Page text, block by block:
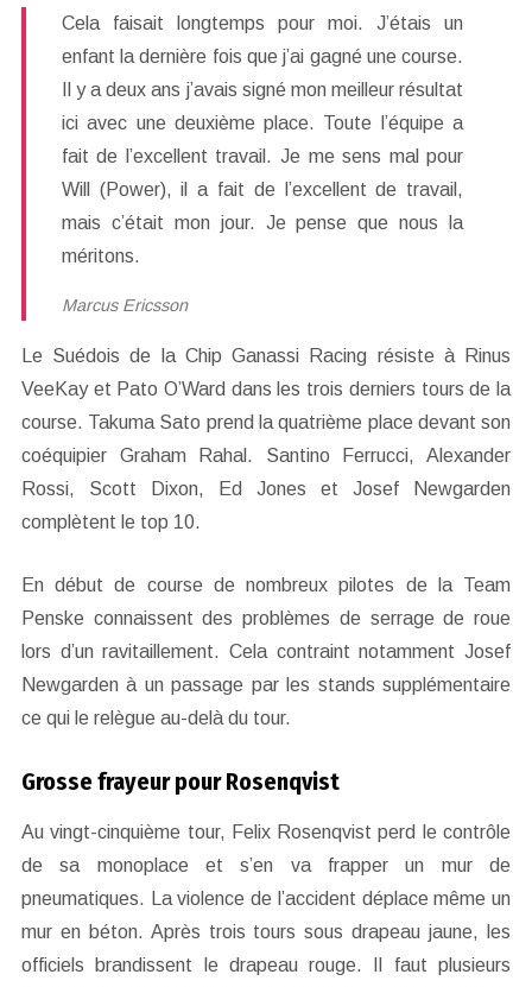
Cela faisait longtemps pour moi. J’étais un
enfant la dernière fois que j’ai gagné une course.
Il y a deux ans j’avais signé mon meilleur résultat
ici avec une deuxième place. Toute l’équipe a
fait de l’excellent travail. Je me sens mal pour
Will (Power), il a fait de l’excellent de travail,
mais c’était mon jour. Je pense que nous la
méritons.
Marcus Ericsson
Le Suédois de la Chip Ganassi Racing résiste à Rinus
VeeKay et Pato O’Ward dans les trois derniers tours de la
course. Takuma Sato prend la quatrième place devant son
coéquipier Graham Rahal. Santino Ferrucci, Alexander
Rossi, Scott Dixon, Ed Jones et Josef Newgarden
complètent le top 10.
En début de course de nombreux pilotes de la Team
Penske connaissent des problèmes de serrage de roue
lors d’un ravitaillement. Cela contraint notamment Josef
Newgarden à un passage par les stands supplémentaire
ce qui le relègue au-delà du tour.
Grosse frayeur pour Rosenqvist
Au vingt-cinquième tour, Felix Rosenqvist perd le contrôle
de sa monoplace et s’en va frapper un mur de
pneumatiques. La violence de l’accident déplace même un
mur en béton. Après trois tours sous drapeau jaune, les
officiels brandissent le drapeau rouge. Il faut plusieurs